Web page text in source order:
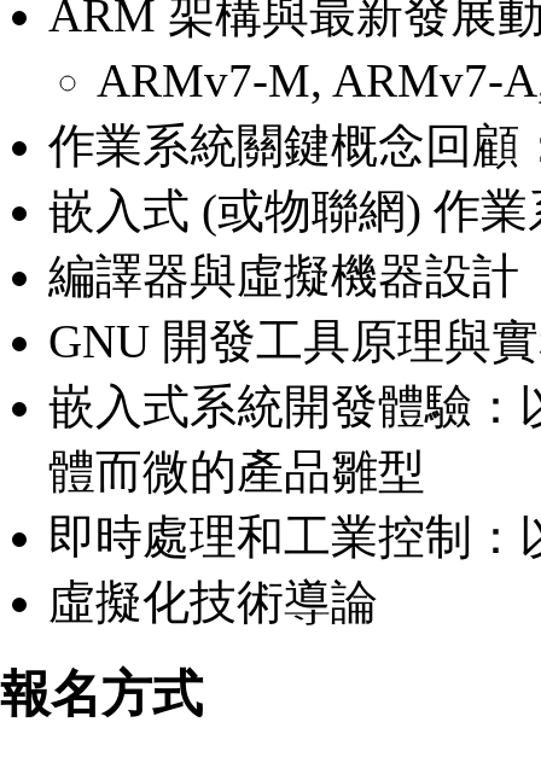
ARM 架構與最新發展
ARMv7-M, ARMv7-
作業系統關鍵概念回顧
嵌入式 (或物聯網) 作
編譯器與虛擬機器設計
GNU 開發工具原理與
嵌入式系統開發體驗：
體而微的產品雛型
即時處理和工業控制：
虛擬化技術導論
報名方式